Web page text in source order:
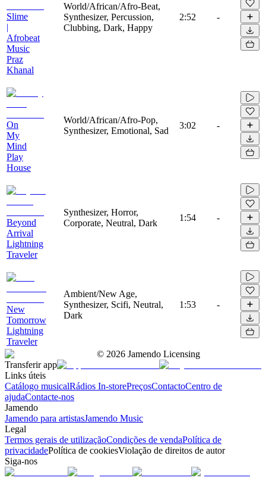
Slime
|
Afrobeat
Music
Praz
Khanal
World/African/Afro-Beat,
Synthesizer, Percussion,
Clubbing, Dark, Happy
2:52 -
On
My
Mind
Play
House
World/African/Afro-Pop,
Synthesizer, Emotional, Sad
3:02 -
Beyond
Arrival
Lightning
Traveler
Synthesizer, Horror,
Corporate, Neutral, Dark
1:54 -
New
Tomorrow
Lightning
Traveler
Ambient/New Age,
Synthesizer, Scifi, Neutral,
Dark
1:53 -
© 2026 Jamendo Licensing
Transferir app
Links úteis
Catálogo musicalRádios In-storePreçosContactoCentro de
ajudaContacte-nos
Jamendo
Jamendo para artistasJamendo Music
Legal
Termos gerais de utilizaçãoCondições de vendaPolítica de
privacidadePolítica de cookiesViolação de direitos de autor
Siga-nos